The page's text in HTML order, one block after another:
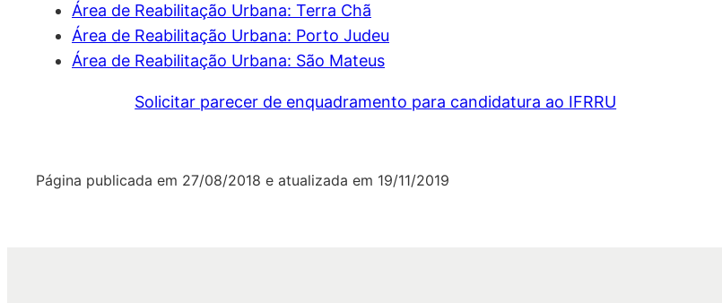
Área de Reabilitação Urbana: Terra Chã
Área de Reabilitação Urbana: Porto Judeu
Área de Reabilitação Urbana: São Mateus
Solicitar parecer de enquadramento para candidatura ao IFRRU
Página publicada em 27/08/2018 e atualizada em 19/11/2019